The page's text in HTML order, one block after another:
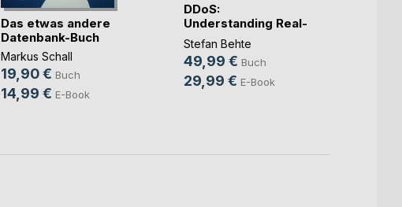
Das etwas andere
Datenbank-Buch
Markus Schall
19,90 € Buch
14,99 € E-Book
DDoS:
Understanding Real-
Life Atta(...)
Stefan Behte
49,99 € Buch
29,99 € E-Book